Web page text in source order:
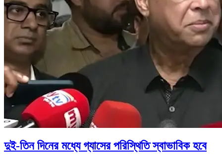
দুই-তিন দিনের মধ্যে গ্যাসের পরিস্থিতি স্বাভাবিক হবে